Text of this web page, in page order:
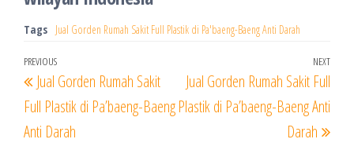
Tags Jual Gorden Rumah Sakit Full Plastik di Pa'baeng-Baeng Anti Darah
Navigasi
pos
Previous
Post
PREVIOUS
Jual Gorden Rumah Sakit
Full Plastik di Pa’baeng-Baeng
Anti Darah
Next
NEXT
Jual Gorden Rumah Sakit Full
Plastik di Pa’baeng-Baeng Anti
Darah